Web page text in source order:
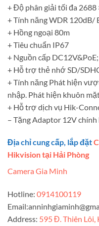
+ Độ phân giải tối đa 2688
+ Tính năng WDR 120dB/
+ Hồng ngoại 80m
+ Tiêu chuẩn IP67
+ Nguồn cấp DC12V&PoE;
+ Hỗ trợ thẻ nhớ SD/
+ Tính năng Phát hiện
nhập. Phát hiện khuôn
+ Hỗ trợ dịch vụ Hik-
– Tặng Adaptor 12V chính
Địa chỉ cung cấp, lắp đặt
Hikvision tại Hải Phòng
Camera Gia Minh
Hotline: 0914100119
Email:
Address: 595 Đ. Thiên Lôi,